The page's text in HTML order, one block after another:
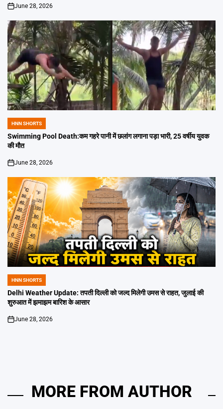
on
June 28, 2026
POSTED
IN
HNN SHORTS
Swimming Pool Death:कम गहरे पानी में छलांग लगाना पड़ा भारी, 25 वर्षीय युवक
की मौत
on
June 28, 2026
POSTED
IN
HNN SHORTS
Delhi Weather Update: तपती दिल्ली को जल्द मिलेगी उमस से राहत, जुलाई की
शुरुआत में झमाझम बारिश के आसार
on
June 28, 2026
MORE FROM AUTHOR